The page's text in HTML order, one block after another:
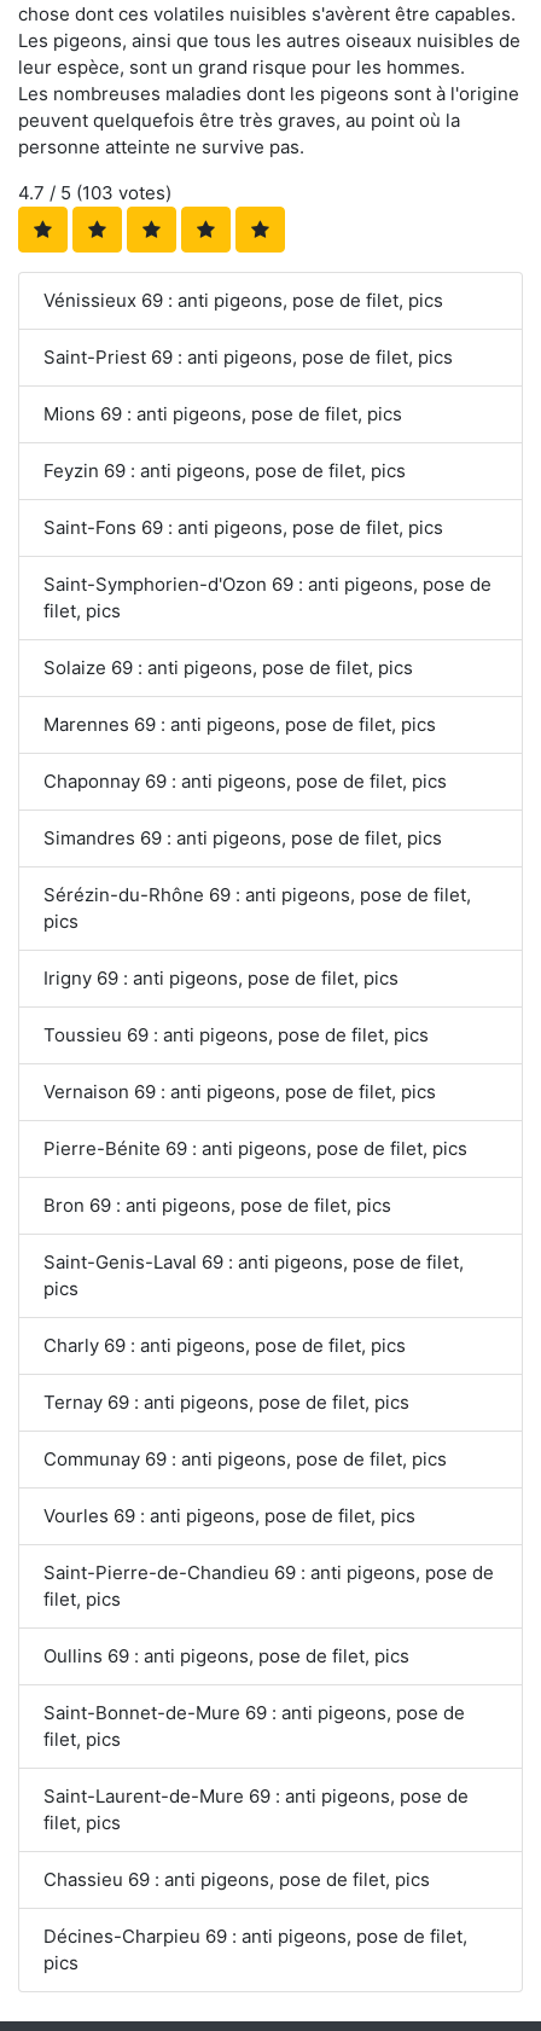
chose dont ces volatiles nuisibles s'avèrent être capables.
Les pigeons, ainsi que tous les autres oiseaux nuisibles de
leur espèce, sont un grand risque pour les hommes.
Les nombreuses maladies dont les pigeons sont à l'origine
peuvent quelquefois être très graves, au point où la
personne atteinte ne survive pas.
4.7 / 5 (103 votes)
Vénissieux 69 : anti pigeons, pose de filet, pics
Saint-Priest 69 : anti pigeons, pose de filet, pics
Mions 69 : anti pigeons, pose de filet, pics
Feyzin 69 : anti pigeons, pose de filet, pics
Saint-Fons 69 : anti pigeons, pose de filet, pics
Saint-Symphorien-d'Ozon 69 : anti pigeons, pose de
filet, pics
Solaize 69 : anti pigeons, pose de filet, pics
Marennes 69 : anti pigeons, pose de filet, pics
Chaponnay 69 : anti pigeons, pose de filet, pics
Simandres 69 : anti pigeons, pose de filet, pics
Sérézin-du-Rhône 69 : anti pigeons, pose de filet,
pics
Irigny 69 : anti pigeons, pose de filet, pics
Toussieu 69 : anti pigeons, pose de filet, pics
Vernaison 69 : anti pigeons, pose de filet, pics
Pierre-Bénite 69 : anti pigeons, pose de filet, pics
Bron 69 : anti pigeons, pose de filet, pics
Saint-Genis-Laval 69 : anti pigeons, pose de filet,
pics
Charly 69 : anti pigeons, pose de filet, pics
Ternay 69 : anti pigeons, pose de filet, pics
Communay 69 : anti pigeons, pose de filet, pics
Vourles 69 : anti pigeons, pose de filet, pics
Saint-Pierre-de-Chandieu 69 : anti pigeons, pose de
filet, pics
Oullins 69 : anti pigeons, pose de filet, pics
Saint-Bonnet-de-Mure 69 : anti pigeons, pose de
filet, pics
Saint-Laurent-de-Mure 69 : anti pigeons, pose de
filet, pics
Chassieu 69 : anti pigeons, pose de filet, pics
Décines-Charpieu 69 : anti pigeons, pose de filet,
pics